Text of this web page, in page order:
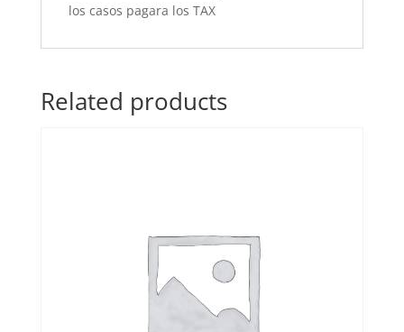
los casos pagara los TAX
Related products